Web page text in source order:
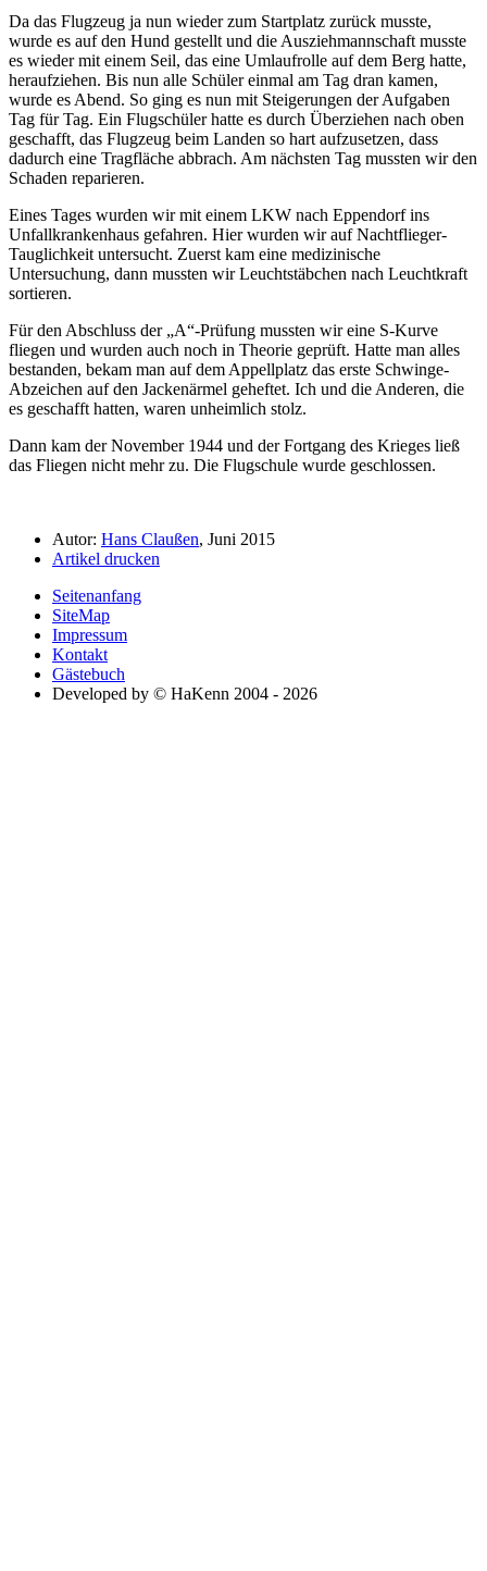
Da das Flugzeug ja nun wieder zum Startplatz zurück musste,
wurde es auf den Hund gestellt und die Ausziehmannschaft musste
es wieder mit einem Seil, das eine Umlaufrolle auf dem Berg hatte,
heraufziehen. Bis nun alle Schüler einmal am Tag dran kamen,
wurde es Abend. So ging es nun mit Steigerungen der Aufgaben
Tag für Tag. Ein Flugschüler hatte es durch Überziehen nach oben
geschafft, das Flugzeug beim Landen so hart aufzusetzen, dass
dadurch eine Tragfläche abbrach. Am nächsten Tag mussten wir den
Schaden reparieren.
Eines Tages wurden wir mit einem LKW nach Eppendorf ins
Unfallkrankenhaus gefahren. Hier wurden wir auf Nachtflieger-
Tauglichkeit untersucht. Zuerst kam eine medizinische
Untersuchung, dann mussten wir Leuchtstäbchen nach Leuchtkraft
sortieren.
Für den Abschluss der
A -Prüfung mussten wir eine S-Kurve
fliegen und wurden auch noch in Theorie geprüft. Hatte man alles
bestanden, bekam man auf dem Appellplatz das erste Schwinge-
Abzeichen auf den Jackenärmel geheftet. Ich und die Anderen, die
es geschafft hatten, waren unheimlich stolz.
Dann kam der November 1944 und der Fortgang des Krieges ließ
das Fliegen nicht mehr zu. Die Flugschule wurde geschlossen.
Autor: Hans Claußen, Juni 2015
Artikel drucken
Seitenanfang
SiteMap
Impressum
Kontakt
Gästebuch
Developed by © HaKenn 2004 - 2026